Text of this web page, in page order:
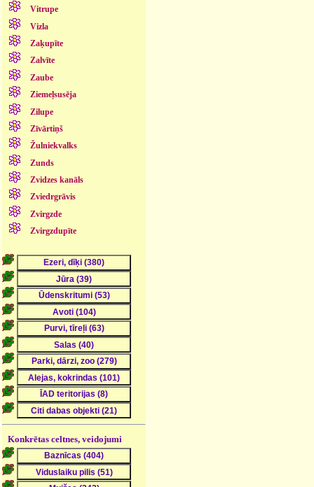
Vitrupe
Vizla
Zaķupīte
Zalvīte
Zaube
Ziemeļsusēja
Zilupe
Zīvārtiņš
Žulniekvalks
Zunds
Zvidzes kanāls
Zviedrgrāvis
Zvirgzde
Zvirgzdupīte
Konkrētas celtnes, veidojumi